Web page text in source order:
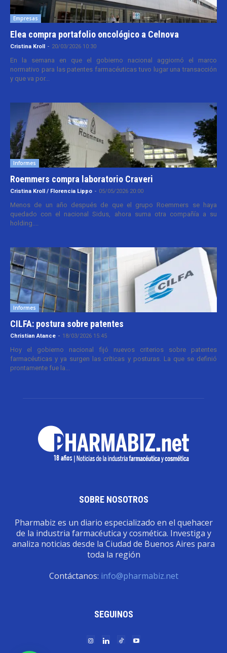
Empresas
Elea compra portafolio oncológico a Celnova
Cristina Kroll - 20/03/2026 10:30
En la semana en que el gobierno nacional aggiornó el marco
normativo para las patentes farmacéuticas tuvo lugar una transacción
y que va por...
Informes
Roemmers compra laboratorio Craveri
Cristina Kroll / Florencia Lippo - 05/05/2026 20:00
Menos de un año después de que el grupo Roemmers se haya
quedado con el nacional Sidus, ahora suma otra compañía a su
holding....
Informes
CILFA: postura sobre patentes
Christian Atance - 18/03/2026 15:45
Hoy el gobierno nacional fijó nuevos criterios sobre patentes
farmacéuticas y ya surgen las críticas y posturas. La que se definió
prontamente fue la...
SOBRE NOSOTROS
Pharmabiz es un diario especializado en el quehacer
de la industria farmacéutica y cosmética. Investiga y
analiza noticias desde la Ciudad de Buenos Aires para
toda la región
Contáctanos: info@pharmabiz.net
SEGUINOS